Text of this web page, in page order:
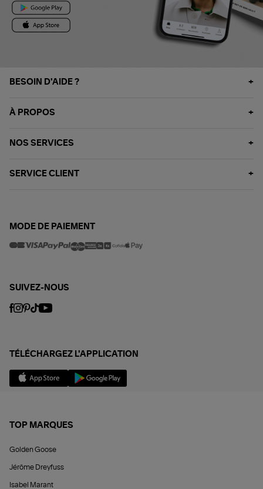
BESOIN D'AIDE ?
À PROPOS
NOS SERVICES
SERVICE CLIENT
MODE DE PAIEMENT
SUIVEZ-NOUS
TÉLÉCHARGEZ L'APPLICATION
TOP MARQUES
Golden Goose
Jérôme Dreyfuss
Isabel Marant